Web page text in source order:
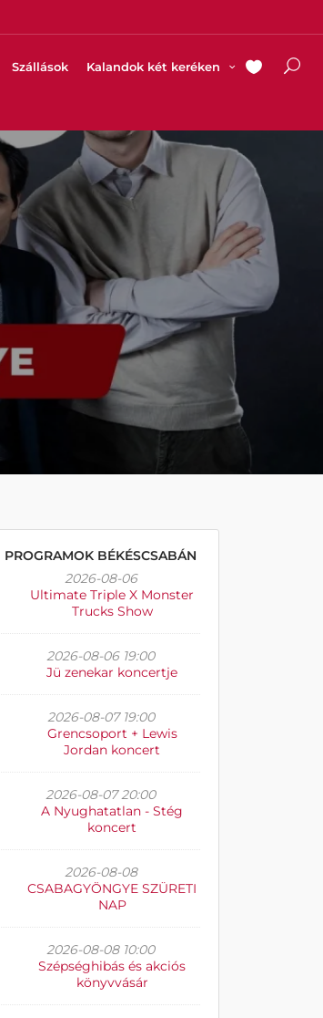
Szállások Kalandok két keréken
PROGRAMOK BÉKÉSCSABÁN
2026-08-06
Ultimate Triple X Monster
Trucks Show
2026-08-06 19:00
Jü zenekar koncertje
2026-08-07 19:00
Grencsoport + Lewis
Jordan koncert
2026-08-07 20:00
A Nyughatatlan - Stég
koncert
2026-08-08
CSABAGYÖNGYE SZÜRETI
NAP
2026-08-08 10:00
Szépséghibás és akciós
könyvvásár